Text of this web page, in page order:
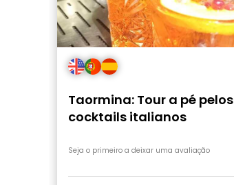
Taormina: Tour a pé pelos
cocktails italianos
Seja o primeiro a deixar uma avaliação